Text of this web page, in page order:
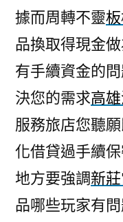
據而周轉不靈
品換取得現金
有手續資金的
決您的需求高
服務旅店您聽
化借貸過手續
地方要強調新
品哪些玩家有